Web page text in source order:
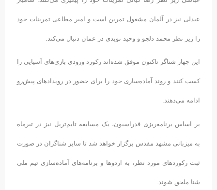
عبدلی نیز در آلمان مشغول تمرین است و امیر مطاعی تمرینات خود
را زیر نظر محمد دلجو و وحید نویدی در عمان دنبال می‌کند.
این چهار شناگر تاکنون موفق شده‌اند رکورد ورودی بازی‌های آسیایی را
کسب کنند و روند آماده‌سازی خود را برای حضور در رویدادهای پیش‌رو
ادامه می‌دهند.
بر اساس برنامه‌ریزی فدراسیون، یک مسابقه تایم‌تریل نیز در تیرماه
به میزبانی مشهد مقدس برگزار خواهد شد تا سایر شناگران در صورت
ثبت رکوردهای مورد نظر، به اردوها و برنامه‌های آماده‌سازی تیم ملی
شنا ملحق شوند.